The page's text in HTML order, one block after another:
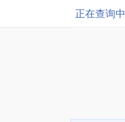
正在查询中